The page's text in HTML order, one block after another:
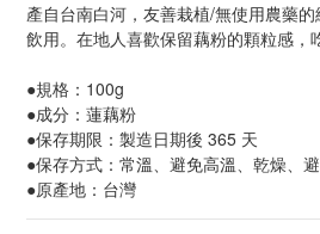
產自台南白河，友善栽植/無使用農藥
飲用。在地人喜歡保留藕粉的顆粒感，
●規格：100g
●成分：蓮藕粉
●保存期限：製造日期後 365 天
●保存方式：常溫、避免高溫、乾燥、
●原產地：台灣